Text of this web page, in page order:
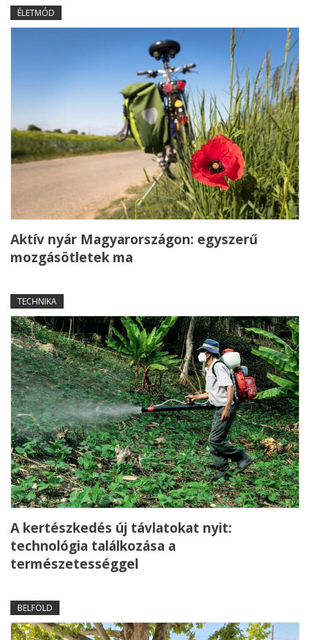
ÉLETMÓD
Aktív nyár Magyarországon: egyszerű
mozgásötletek ma
TECHNIKA
A kertészkedés új távlatokat nyit:
technológia találkozása a
természetességgel
BELFÖLD